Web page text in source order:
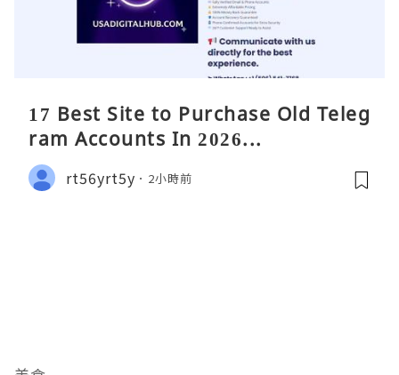
17 Best Site to Purchase Old Teleg
ram Accounts In 2026...
rt56yrt5y 2小時前